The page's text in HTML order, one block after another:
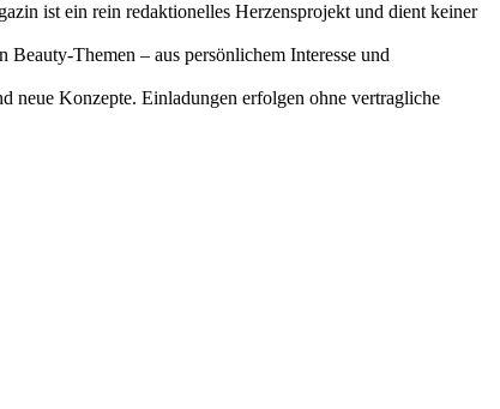
ist ein rein redaktionelles Herzensprojekt und dient keiner
Themen – aus persönlichem Interesse und
neue Konzepte. Einladungen erfolgen ohne vertragliche